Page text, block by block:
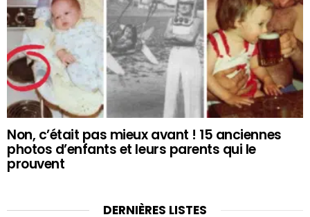
Non, c’était pas mieux avant ! 15 anciennes
photos d’enfants et leurs parents qui le
prouvent
DERNIÈRES LISTES